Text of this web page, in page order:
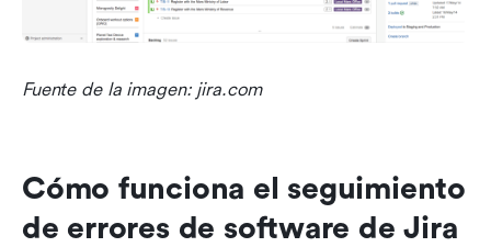
Fuente de la imagen: jira.com
Cómo funciona el seguimiento
de errores de software de Jira